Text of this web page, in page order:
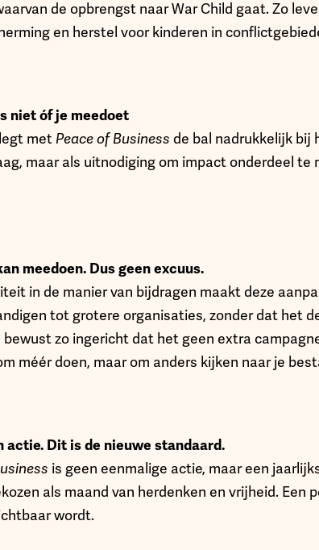
de opbrengst naar War Child gaat. Zo
en herstel voor kinderen in
niet óf je meedoet
met Peace of Business de bal nadrukkelijk bij
maar als uitnodiging om impact onderdeel te
meedoen. Dus geen excuus.
in de manier van bijdragen maakt deze
tot grotere organisaties, zonder dat het
zo ingericht dat het geen extra
méér doen, maar om anders kijken naar je
actie. Dit is de nieuwe standaard.
is geen eenmalige actie, maar een
als maand van herdenken en vrijheid. Een
wordt.